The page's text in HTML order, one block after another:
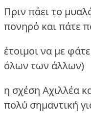
Πριν πάει το
πονηρό και πάτε
έτοιμοι να με
όλων των άλλων)
η σχέση Αχιλλέα
πολύ σημαντική